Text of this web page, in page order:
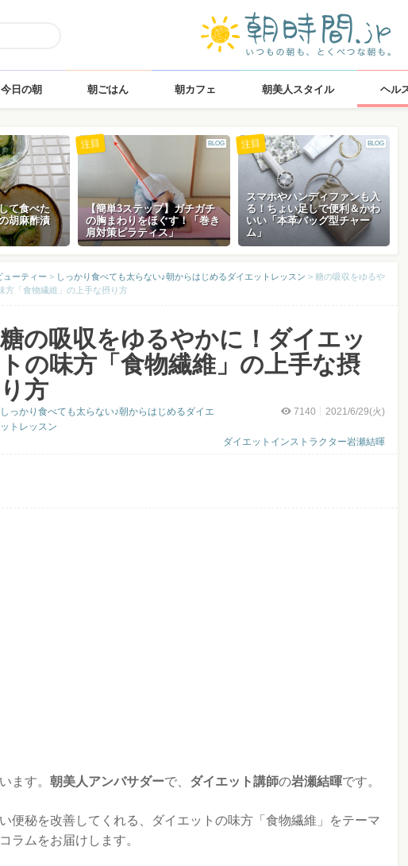
今日の朝 朝ごはん 朝カフェ 朝美人スタイル ヘル
て食べた
胡麻酢漬
BLOG
【簡単3ステップ】ガチガチ
の胸まわりをほぐす！「巻き
肩対策ピラティス」
注目 BLOG
スマホやハンディファンも入
る！ちょい足しで便利＆かわ
いい「本革バッグ型チャー
ム」
注目
ューティー > しっかり食べても太らない♪朝からはじめるダイエットレッスン > 糖の吸収をゆるや
方「食物繊維」の上手な摂り方
糖の吸収をゆるやかに！ダイエッ
トの味方「食物繊維」の上手な摂
り方
7140 2021/6/29(火)
ダイエットインストラクター岩瀬結暉
しっかり食べても太らない♪朝からはじめるダイエ
ットレッスン
ます。 朝美人アンバサダーで、 ダイエット講師の岩瀬結暉です。
便秘を改善してくれる、ダイエットの味方「食物繊維」をテーマ
ラムをお届けします。